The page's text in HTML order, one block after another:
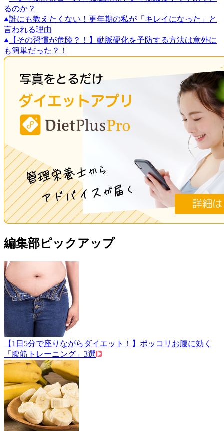
るのか？
誰にも教えたくない！更年期の私が「キレイになった」と
言われる理由
【その習慣が危険？！】動脈硬化を予防する方法は意外に
も簡単だった？！
編集部ピックアップ
【1日5分で座りながらダイエット！】ポッコリお腹に効く
「腹筋トレーニング」3選